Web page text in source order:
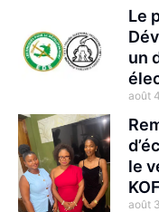
Le
un
août
le
août